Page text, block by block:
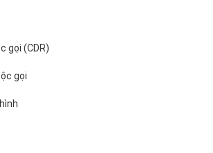
gọi (CDR)
gọi